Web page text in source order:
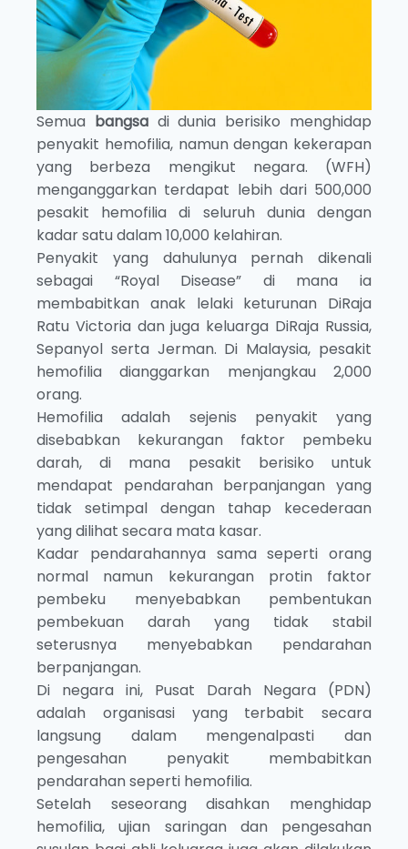
Semua bangsa di dunia berisiko menghidap
penyakit hemofilia, namun dengan kekerapan
yang berbeza mengikut negara. (WFH)
menganggarkan terdapat lebih dari 500,000
pesakit hemofilia di seluruh dunia dengan
kadar satu dalam 10,000 kelahiran.
Penyakit yang dahulunya pernah dikenali
sebagai “Royal Disease” di mana ia
membabitkan anak lelaki keturunan DiRaja
Ratu Victoria dan juga keluarga DiRaja Russia,
Sepanyol serta Jerman. Di Malaysia, pesakit
hemofilia dianggarkan menjangkau 2,000
orang.
Hemofilia adalah sejenis penyakit yang
disebabkan kekurangan faktor pembeku
darah, di mana pesakit berisiko untuk
mendapat pendarahan berpanjangan yang
tidak setimpal dengan tahap kecederaan
yang dilihat secara mata kasar.
Kadar pendarahannya sama seperti orang
normal namun kekurangan protin faktor
pembeku menyebabkan pembentukan
pembekuan darah yang tidak stabil
seterusnya menyebabkan pendarahan
berpanjangan.
Di negara ini, Pusat Darah Negara (PDN)
adalah organisasi yang terbabit secara
langsung dalam mengenalpasti dan
pengesahan penyakit membabitkan
pendarahan seperti hemofilia.
Setelah seseorang disahkan menghidap
hemofilia, ujian saringan dan pengesahan